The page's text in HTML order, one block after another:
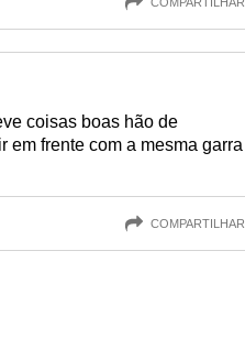
coisas boas hão de
em frente com a mesma garra
COMPARTILHAR